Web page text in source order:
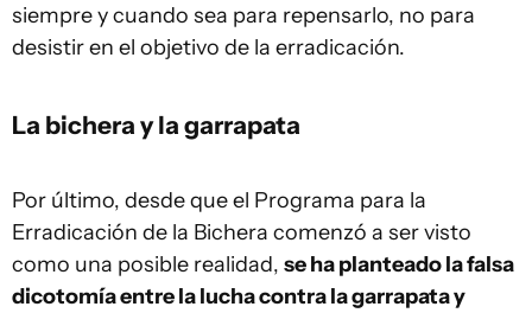
siempre y cuando sea para repensarlo, no para
desistir en el objetivo de la erradicación.
La bichera y la garrapata
Por último, desde que el Programa para la
Erradicación de la Bichera comenzó a ser visto
como una posible realidad, se ha planteado la falsa
dicotomía entre la lucha contra la garrapata y